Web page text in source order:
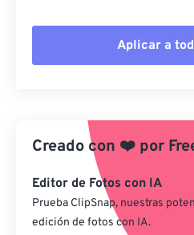
Aplicar a
Aplicar desde el
Guardar como
Creado con ❤️ por
Editor de Fotos con IA
Prueba ClipSnap, nuestras
edición de fotos con IA.